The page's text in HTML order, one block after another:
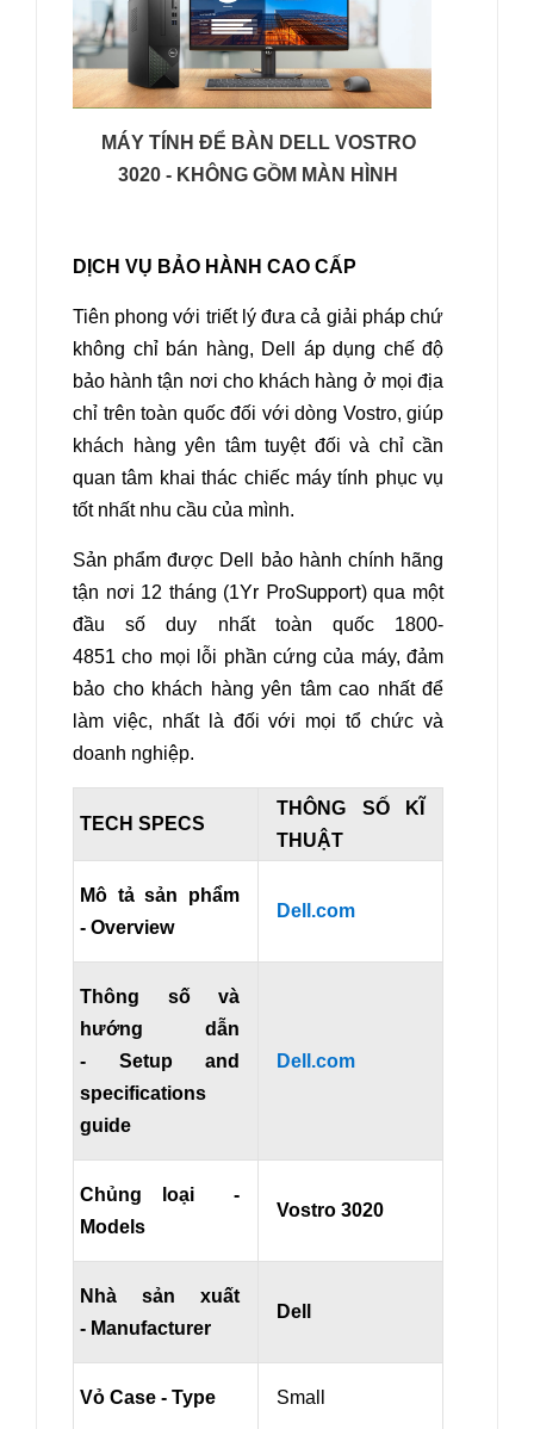
MÁY TÍNH ĐỂ BÀN DELL VOSTRO
3020 - KHÔNG GỒM MÀN HÌNH
DỊCH VỤ BẢO HÀNH CAO CẤP
Tiên phong với triết lý đưa cả giải pháp chứ
không chỉ bán hàng, Dell áp dụng chế độ
bảo hành tận nơi cho khách hàng ở mọi địa
chỉ trên toàn quốc đối với dòng Vostro, giúp
khách hàng yên tâm tuyệt đối và chỉ cần
quan tâm khai thác chiếc máy tính phục vụ
tốt nhất nhu cầu của mình.
Sản phẩm được Dell bảo hành chính hãng
tận nơi 12 tháng (1Yr ProSupport) qua một
đầu số duy nhất toàn quốc 1800-
4851cho mọi lỗi phần cứng của máy, đảm
bảo cho khách hàng yên tâm cao nhất để
làm việc, nhất là đối với mọi tổ chức và
doanh nghiệp.
TECH SPECS
THÔNG SỐ KĨ
THUẬT
Mô tả sản phẩm
- Overview
Dell.com
Thông số và
hướng dẫn
- Setup and
specifications
guide
Dell.com
Chủng loại -
Models
Vostro 3020
Nhà sản xuất
- Manufacturer
Dell
Vỏ Case - Type Small